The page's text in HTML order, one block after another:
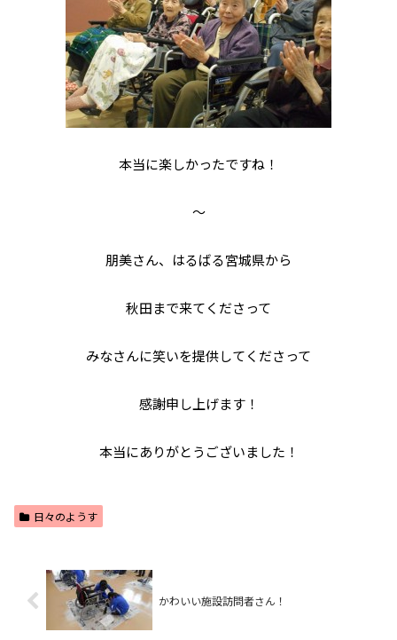
本当に楽しかったですね！
～
朋美さん、はるばる宮城県から
秋田まで来てくださって
みなさんに笑いを提供してくださって
感謝申し上げます！
本当にありがとうございました！
日々のようす
かわいい施設訪問者さん！